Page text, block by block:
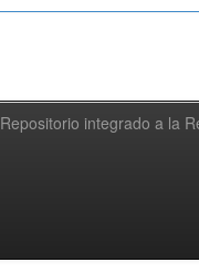
Repositorio integrado a la